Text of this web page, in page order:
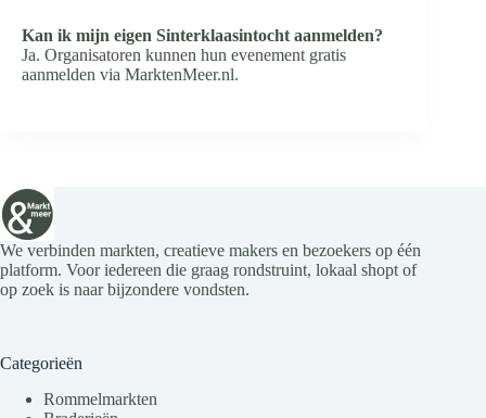
Kan ik mijn eigen Sinterklaasintocht aanmelden?
Ja. Organisatoren kunnen hun evenement gratis
aanmelden via MarktenMeer.nl.
We verbinden markten, creatieve makers en bezoekers op één
platform. Voor iedereen die graag rondstruint, lokaal shopt of
op zoek is naar bijzondere vondsten.
Categorieën
Rommelmarkten